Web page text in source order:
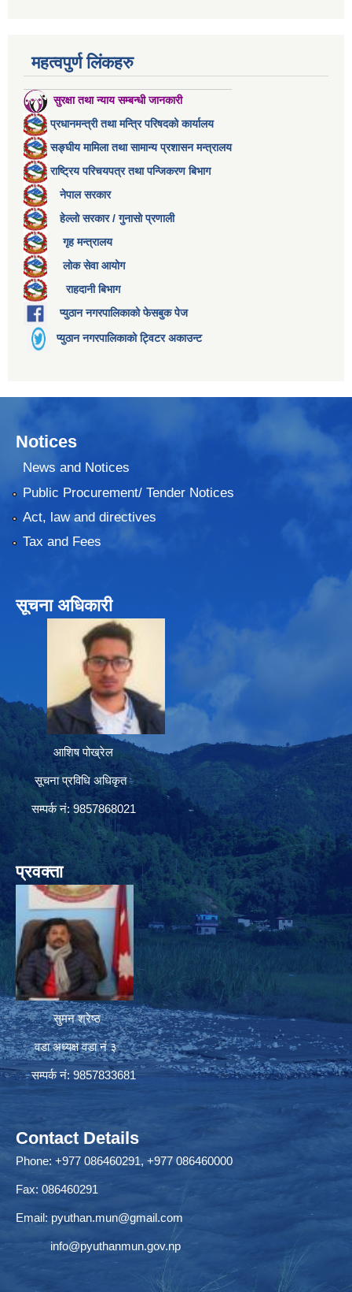
महत्वपुर्ण लिंकहरु
सुरक्षा तथा न्याय सम्बन्धी जानकारी
प्रधानमन्त्री तथा मन्त्रि परिषदको कार्यालय
सङ्घीय मामिला तथा सामान्य प्रशासन मन्त्रालय
राष्ट्रिय परिचयपत्र तथा पन्जिकरण बिभाग
नेपाल सरकार
हेल्लो सरकार / गुनासो प्रणाली
गृह मन्त्रालय
लोक सेवा आयोग
राहदानी बिभाग
प्युठान नगरपालिकाको फेसबुक पेज
प्युठान नगरपालिकाको ट्विटर अकाउन्ट
Notices
News and Notices
Public Procurement/ Tender Notices
Act, law and directives
Tax and Fees
सूचना अधिकारी
आशिष पोख्रेल
सूचना प्रविधि अधिकृत
सम्पर्क नं: 9857868021
प्रवक्ता
सुमन श्रेष्ठ
वडा अध्यक्ष वडा नं ३
सम्पर्क नं: 9857833681
Contact Details
Phone: +977 086460291, +977 086460000
Fax: 086460291
Email: pyuthan.mun@gmail.com
info@pyuthanmun.gov.np